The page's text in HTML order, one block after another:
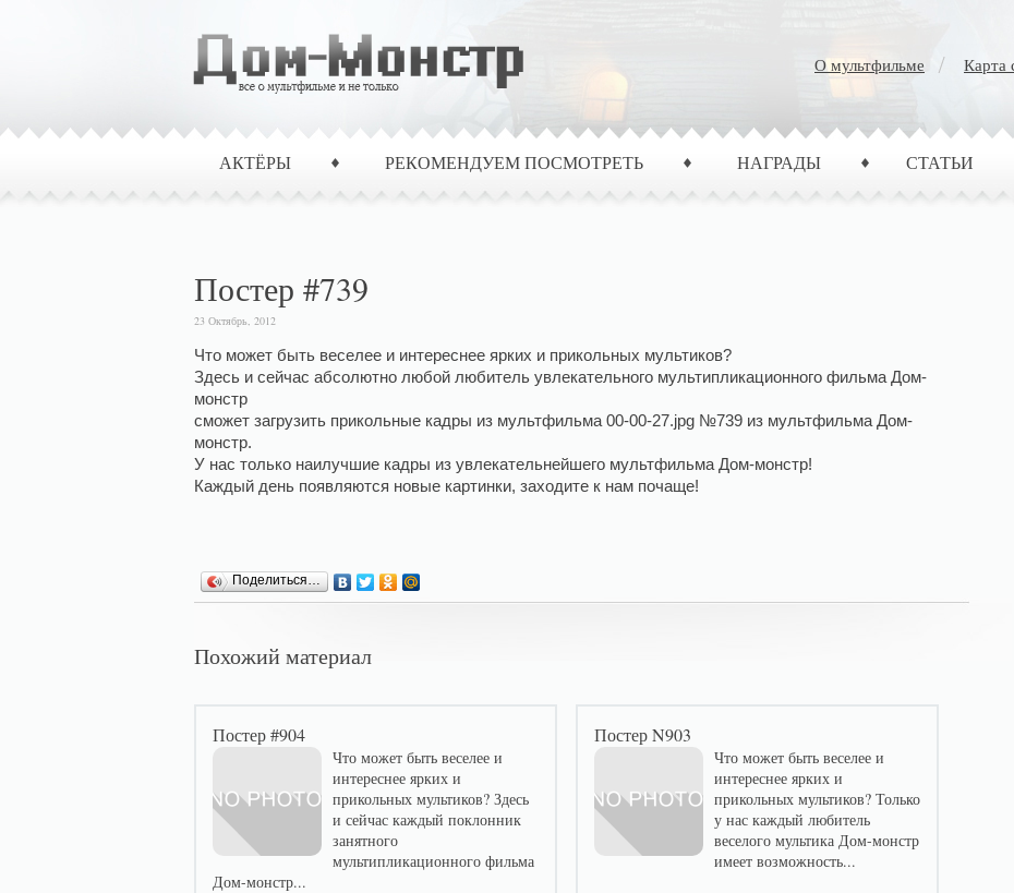
Карта
О мультфильме
АКТЁРЫ РЕКОМЕНДУЕМ ПОСМОТРЕТЬ НАГРАДЫ СТАТЬИ
Постер #739
23 Октябрь, 2012
Что может быть веселее и интереснее ярких и прикольных мультиков?
Здесь и сейчас абсолютно любой любитель увлекательного мультипликационного фильма Дом-
монстр
сможет загрузить прикольные кадры из мультфильма 00-00-27.jpg №739 из мультфильма Дом-
монстр.
У нас только наилучшие кадры из увлекательнейшего мультфильма Дом-монстр!
Каждый день появляются новые картинки, заходите к нам почаще!
Поделиться…
Похожий материал
Постер #904
Что может быть веселее и
интереснее ярких и
прикольных мультиков? Здесь
и сейчас каждый поклонник
занятного
мультипликационного фильма
Дом-монстр...
Постер N903
Что может быть веселее и
интереснее ярких и
прикольных мультиков? Только
у нас каждый любитель
веселого мультика Дом-монстр
имеет возможность...